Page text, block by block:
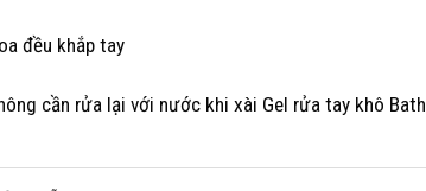
đều khắp tay
cần rửa lại với nước khi xài Gel rửa tay khô